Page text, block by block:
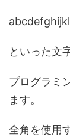
といった文
プログラミ
ます。
全角を使用